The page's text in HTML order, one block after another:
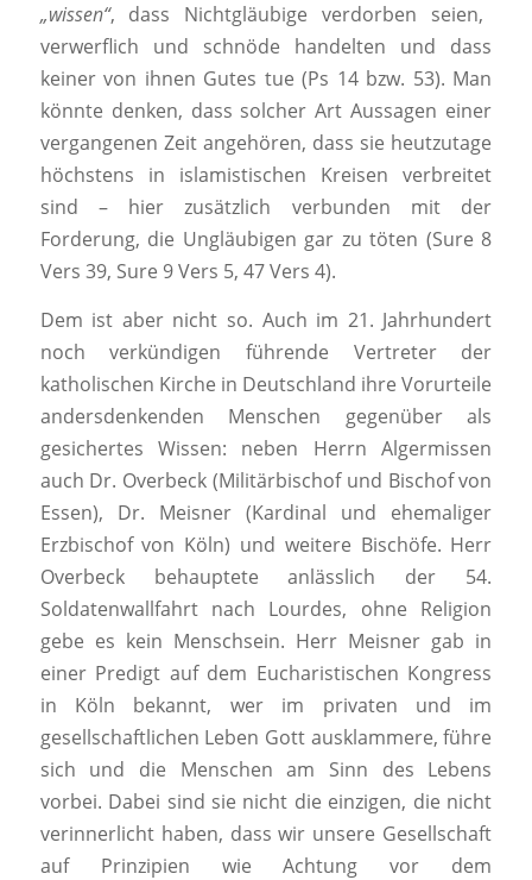
„wissen“, dass Nichtgläubige verdorben seien,
verwerflich und schnöde handelten und dass
keiner von ihnen Gutes tue (Ps 14 bzw. 53). Man
könnte denken, dass solcher Art Aussagen einer
vergangenen Zeit angehören, dass sie heutzutage
höchstens in islamistischen Kreisen verbreitet
sind – hier zusätzlich verbunden mit der
Forderung, die Ungläubigen gar zu töten (Sure 8
Vers 39, Sure 9 Vers 5, 47 Vers 4).
Dem ist aber nicht so. Auch im 21. Jahrhundert
noch verkündigen führende Vertreter der
katholischen Kirche in Deutschland ihre Vorurteile
andersdenkenden Menschen gegenüber als
gesichertes Wissen: neben Herrn Algermissen
auch Dr. Overbeck (Militärbischof und Bischof von
Essen), Dr. Meisner (Kardinal und ehemaliger
Erzbischof von Köln) und weitere Bischöfe. Herr
Overbeck behauptete anlässlich der 54.
Soldatenwallfahrt nach Lourdes, ohne Religion
gebe es kein Menschsein. Herr Meisner gab in
einer Predigt auf dem Eucharistischen Kongress
in Köln bekannt, wer im privaten und im
gesellschaftlichen Leben Gott ausklammere, führe
sich und die Menschen am Sinn des Lebens
vorbei. Dabei sind sie nicht die einzigen, die nicht
verinnerlicht haben, dass wir unsere Gesellschaft
auf Prinzipien wie Achtung vor dem